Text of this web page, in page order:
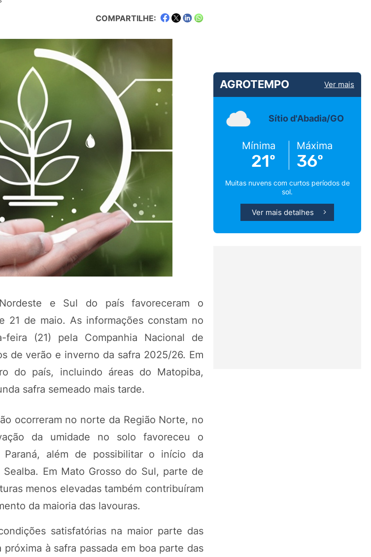
COMPARTILHE:
e Sul do país favoreceram o
21 de maio. As informações constam no
(21) pela Companhia Nacional de
de verão e inverno da safra 2025/26. Em
do país, incluindo áreas do Matopiba,
safra semeado mais tarde.
ocorreram no norte da Região Norte, no
da umidade no solo favoreceu o
além de possibilitar o início da
Em Mato Grosso do Sul, parte de
menos elevadas também contribuíram
da maioria das lavouras.
satisfatórias na maior parte das
à safra passada em boa parte das
AGROTEMPO Ver mais
Sítio d'Abadia/GO
Mínima
21º
Máxima
36º
Muitas nuvens com curtos períodos de
sol.
Ver mais detalhes